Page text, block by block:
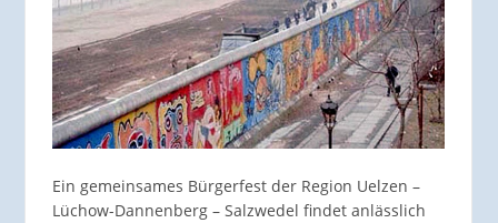
Ein gemeinsames Bürgerfest der Region Uelzen –
Lüchow-Dannenberg – Salzwedel findet anlässlich